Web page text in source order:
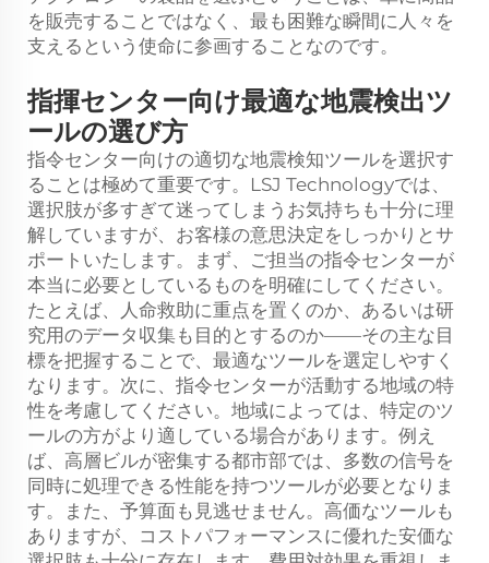
を販売することではなく、最も困難な瞬間に人々を
支えるという使命に参画することなのです。
指揮センター向け最適な地震検出ツ
ールの選び方
指令センター向けの適切な地震検知ツールを選択す
ることは極めて重要です。LSJ Technologyでは、
選択肢が多すぎて迷ってしまうお気持ちも十分に理
解していますが、お客様の意思決定をしっかりとサ
ポートいたします。まず、ご担当の指令センターが
本当に必要としているものを明確にしてください。
たとえば、人命救助に重点を置くのか、あるいは研
究用のデータ収集も目的とするのか——その主な目
標を把握することで、最適なツールを選定しやすく
なります。次に、指令センターが活動する地域の特
性を考慮してください。地域によっては、特定のツ
ールの方がより適している場合があります。例え
ば、高層ビルが密集する都市部では、多数の信号を
同時に処理できる性能を持つツールが必要となりま
す。また、予算面も見逃せません。高価なツールも
ありますが、コストパフォーマンスに優れた安価な